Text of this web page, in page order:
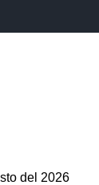
del 2026